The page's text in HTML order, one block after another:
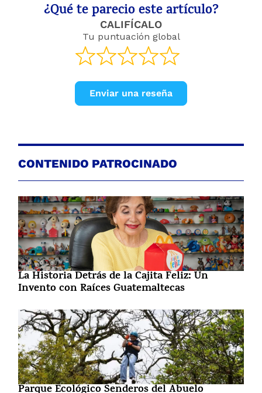
¿Qué te parecio este artículo?
CALIFÍCALO
Tu puntuación global
Enviar una reseña
CONTENIDO PATROCINADO
La Historia Detrás de la Cajita Feliz: Un
Invento con Raíces Guatemaltecas